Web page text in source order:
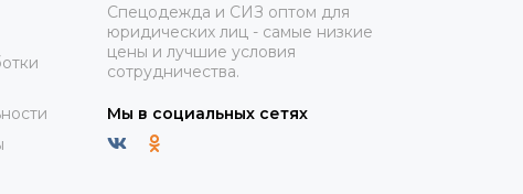
Спецодежда и СИЗ оптом для
юридических лиц - самые низкие
цены и лучшие условия
сотрудничества.
Мы в социальных сетях